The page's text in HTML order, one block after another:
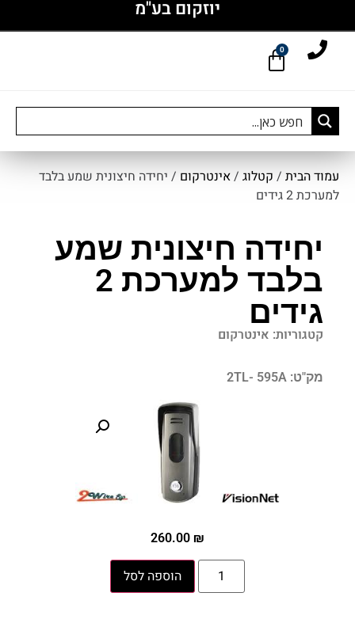
יוזקום בע"מ
0
עמוד הבית / קטלוג /אינטרקום / יחידה חיצונית שמע בלבד
למערכת 2 גידים
יחידה חיצונית שמע
בלבד למערכת 2
גידים
קטגוריות: אינטרקום
מק"ט: 2TL- 595A
260.00 ₪
הוספה לסל